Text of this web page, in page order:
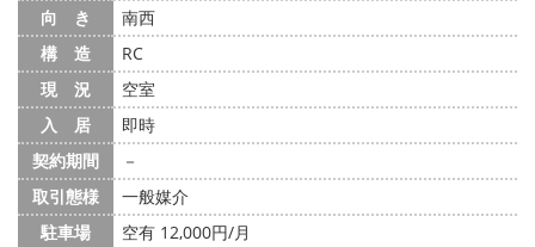
向 き
南西
構 造
RC
現 況
空室
入 居
即時
契約期間
－
取引態様
一般媒介
駐車場
空有 12,000円/月